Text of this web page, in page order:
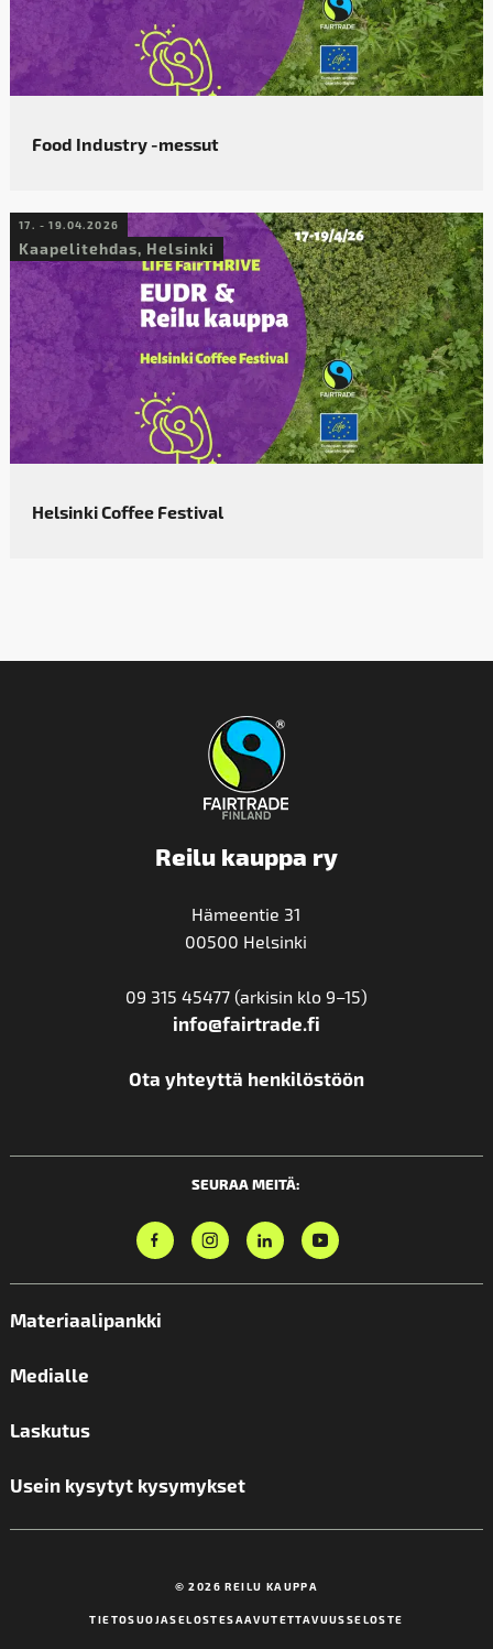
Food Industry -messut
17. - 19.04.2026
Kaapelitehdas, Helsinki
Helsinki Coffee Festival
Reilu kauppa ry
Hämeentie 31
00500 Helsinki
09 315 45477 (arkisin klo 9–15)
info@fairtrade.fi
Ota yhteyttä henkilöstöön
SEURAA MEITÄ:
Materiaalipankki
Medialle
Laskutus
Usein kysytyt kysymykset
© 2026 REILU KAUPPA
TIETOSUOJASELOSTESAAVUTETTAVUUSSELOSTE